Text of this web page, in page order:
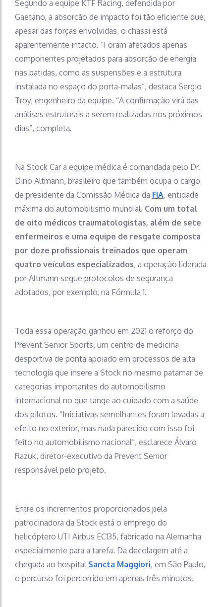
Segundo a equipe KTF Racing, defendida por
Gaetano, a absorção de impacto foi tão eficiente que,
apesar das forças envolvidas, o chassi está
aparentemente intacto. “Foram afetados apenas
componentes projetados para absorção de energia
nas batidas, como as suspensões e a estrutura
instalada no espaço do porta-malas”, destaca Sergio
Troy, engenheiro da equipe. “A confirmação virá das
análises estruturais a serem realizadas nos próximos
dias”, completa.
Na Stock Car a equipe médica é comandada pelo Dr.
Dino Altmann, brasileiro que também ocupa o cargo
de presidente da Comissão Médica da FIA, entidade
máxima do automobilismo mundial. Com um total
de oito médicos traumatologistas, além de sete
enfermeiros e uma equipe de resgate composta
por doze profissionais treinados que operam
quatro veículos especializados, a operação liderada
por Altmann segue protocolos de segurança
adotados, por exemplo, na Fórmula 1.
Toda essa operação ganhou em 2021 o reforço do
Prevent Senior Sports, um centro de medicina
desportiva de ponta apoiado em processos de alta
tecnologia que insere a Stock no mesmo patamar de
categorias importantes do automobilismo
internacional no que tange ao cuidado com a saúde
dos pilotos. “Iniciativas semelhantes foram levadas a
efeito no exterior, mas nada parecido com isso foi
feito no automobilismo nacional”, esclarece Álvaro
Razuk, diretor-executivo da Prevent Senior
responsável pelo projeto.
Entre os incrementos proporcionados pela
patrocinadora da Stock está o emprego do
helicóptero UTI Airbus EC135, fabricado na Alemanha
especialmente para a tarefa. Da decolagem até a
chegada ao hospital Sancta Maggiori, em São Paulo,
o percurso foi percorrido em apenas três minutos.